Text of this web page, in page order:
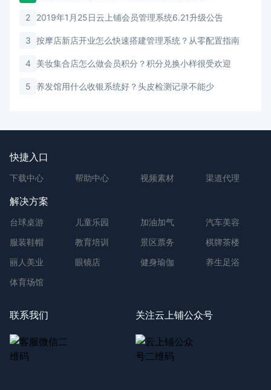
2 2019年1月25日云上铺会员管理系统6.21升级公告
3 按摩店新店开业怎么快速搭建管理系统？从零配置指南
4 美妆集合店怎么做会员积分？积分兑换小样很受欢迎
5 养发馆用什么收银系统好？头皮检测记录不能少
快捷入口
下载中心 帮助中心 视频素材 渠道代理
解决方案
台球桌游 儿童乐园 加油加气
汽车美容
服装鞋帽
教育培训 景区票务
棋牌茶楼
丽人美业
眼镜店 健身瑜伽
养生足浴
体育场馆
联系我们 关注云上铺公众号